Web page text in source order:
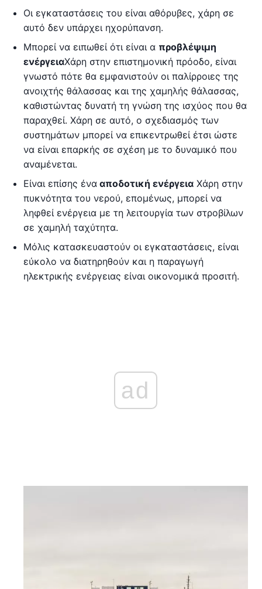
Οι εγκαταστάσεις του είναι αθόρυβες, χάρη σε
αυτό δεν υπάρχει ηχορύπανση.
Μπορεί να ειπωθεί ότι είναι α προβλέψιμη
ενέργειαΧάρη στην επιστημονική πρόοδο, είναι
γνωστό πότε θα εμφανιστούν οι παλίρροιες της
ανοιχτής θάλασσας και της χαμηλής θάλασσας,
καθιστώντας δυνατή τη γνώση της ισχύος που θα
παραχθεί. Χάρη σε αυτό, ο σχεδιασμός των
συστημάτων μπορεί να επικεντρωθεί έτσι ώστε
να είναι επαρκής σε σχέση με το δυναμικό που
αναμένεται.
Είναι επίσης ένα αποδοτική ενέργεια Χάρη στην
πυκνότητα του νερού, επομένως, μπορεί να
ληφθεί ενέργεια με τη λειτουργία των στροβίλων
σε χαμηλή ταχύτητα.
Μόλις κατασκευαστούν οι εγκαταστάσεις, είναι
εύκολο να διατηρηθούν και η παραγωγή
ηλεκτρικής ενέργειας είναι οικονομικά προσιτή.
ad